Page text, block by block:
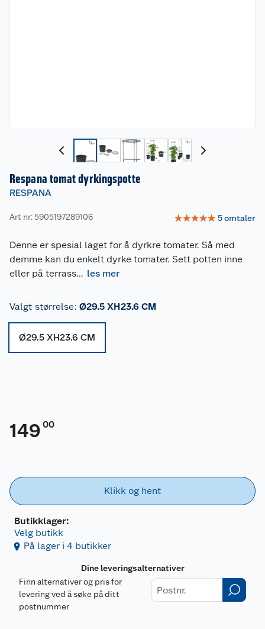
Respana tomat dyrkingspotte
RESPANA
Art nr: 5905197289106 ☆☆☆☆☆ 5omtaler
Denne er spesial laget for å dyrkre tomater. Så med
demme kan du enkelt dyrke tomater. Sett potten inne
eller på terrass... les mer
Valgt størrelse: Ø29.5 XH23.6 CM
Ø29.5 XH23.6 CM
149 00
Klikk og hent
Butikklager:
Velg butikk
På lager i 4 butikker
Dine leveringsalternativer
Finn alternativer og pris for
levering ved å søke på ditt
postnummer